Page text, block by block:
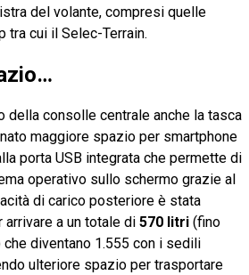
del volante, compresi quelle
cui il Selec-Terrain.
della consolle centrale anche la tasca
maggiore spazio per smartphone
porta USB integrata che permette di
operativo sullo schermo grazie al
di carico posteriore è stata
a un totale di 570 litri (fino
diventano 1.555 con i sedili
ulteriore spazio per trasportare